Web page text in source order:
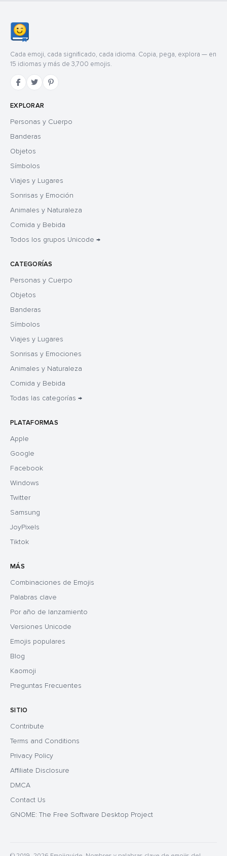
Cada emoji, cada significado, cada idioma. Copia, pega, explora — en
15 idiomas y más de 3,700 emojis.
EXPLORAR
Personas y Cuerpo
Banderas
Objetos
Símbolos
Viajes y Lugares
Sonrisas y Emoción
Animales y Naturaleza
Comida y Bebida
Todos los grupos Unicode →
CATEGORÍAS
Personas y Cuerpo
Objetos
Banderas
Símbolos
Viajes y Lugares
Sonrisas y Emociones
Animales y Naturaleza
Comida y Bebida
Todas las categorías →
PLATAFORMAS
Apple
Google
Facebook
Windows
Twitter
Samsung
JoyPixels
Tiktok
MÁS
Combinaciones de Emojis
Palabras clave
Por año de lanzamiento
Versiones Unicode
Emojis populares
Blog
Kaomoji
Preguntas Frecuentes
SITIO
Contribute
Terms and Conditions
Privacy Policy
Affiliate Disclosure
DMCA
Contact Us
GNOME: The Free Software Desktop Project